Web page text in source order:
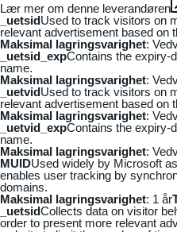
Lær mer om denne leverandøren
_uetsidUsed to track visitors on
relevant advertisement based on
Maksimal lagringsvarighet:
_uetsid_expContains the expiry-
name.
Maksimal lagringsvarighet:
_uetvidUsed to track visitors on
relevant advertisement based on
Maksimal lagringsvarighet:
_uetvid_expContains the expiry-
name.
Maksimal lagringsvarighet:
MUIDUsed widely by Microsoft
enables user tracking by
domains.
Maksimal lagringsvarighet: 1 år
_uetsidCollects data on visitor
order to present more relevant